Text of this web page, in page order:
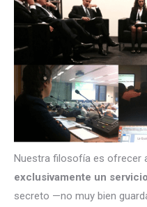
Nuestra filosofía es ofrecer
exclusivamente un
secreto —no muy bien